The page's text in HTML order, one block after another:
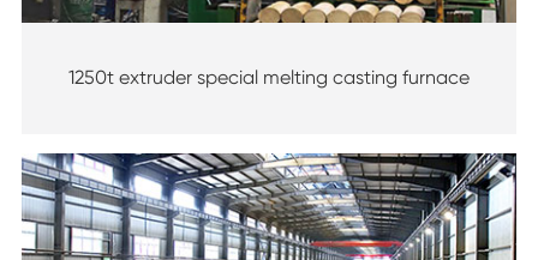
1250t extruder special melting casting furnace